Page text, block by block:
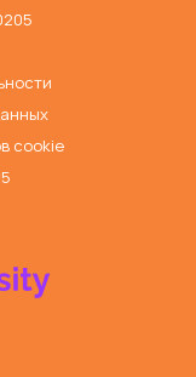
cookie